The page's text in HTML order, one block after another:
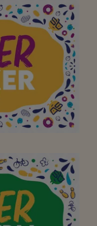
ik met
de fiets
kan gaan